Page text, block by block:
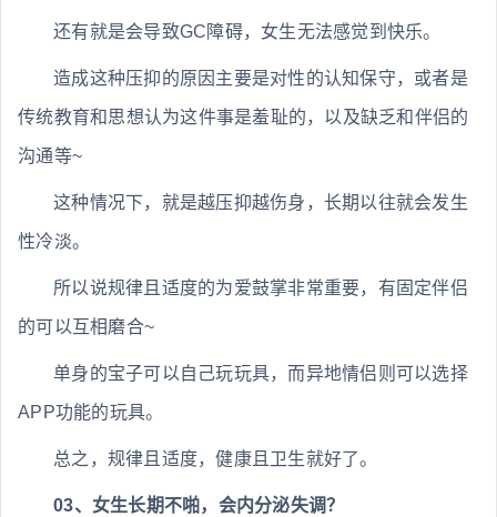
还有就是会导致GC障碍，女生无法感觉到快乐。
造成这种压抑的原因主要是对性的认知保守，或者是
传统教育和思想认为这件事是羞耻的，以及缺乏和伴侣的
沟通等~
这种情况下，就是越压抑越伤身，长期以往就会发生
性冷淡。
所以说规律且适度的为爱鼓掌非常重要，有固定伴侣
的可以互相磨合~
单身的宝子可以自己玩玩具，而异地情侣则可以选择
APP功能的玩具。
总之，规律且适度，健康且卫生就好了。
03、女生长期不啪，会内分泌失调？